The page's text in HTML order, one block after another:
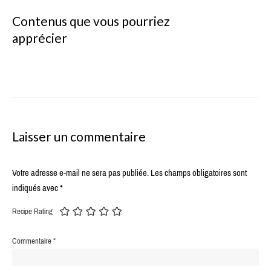
Contenus que vous pourriez
apprécier
Laisser un commentaire
Votre adresse e-mail ne sera pas publiée.Les champs obligatoires sont
indiqués avec*
Recipe Rating
Commentaire*